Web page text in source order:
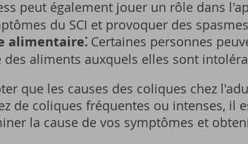
peut également jouer un rôle dans
du SCI et provoquer des
alimentaire⁚ Certaines personnes
aliments auxquels elles sont
que les causes des coliques chez
de coliques fréquentes ou intenses, il
la cause de vos symptômes et